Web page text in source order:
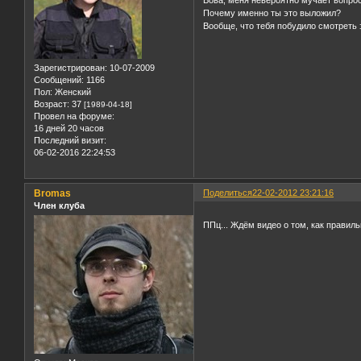
Зарегистрирован: 10-07-2009
Сообщений: 1166
Пол: Женский
Возраст: 37 [1989-04-18]
Провел на форуме:
16 дней 20 часов
Последний визит:
06-02-2016 22:24:53
Почему именно ты это выложил?
Вообще, что тебя побудило смотреть
Поделиться22-02-2012 23:21:16
Bromas
Член клуба
ППц... Ждём видео о том, как